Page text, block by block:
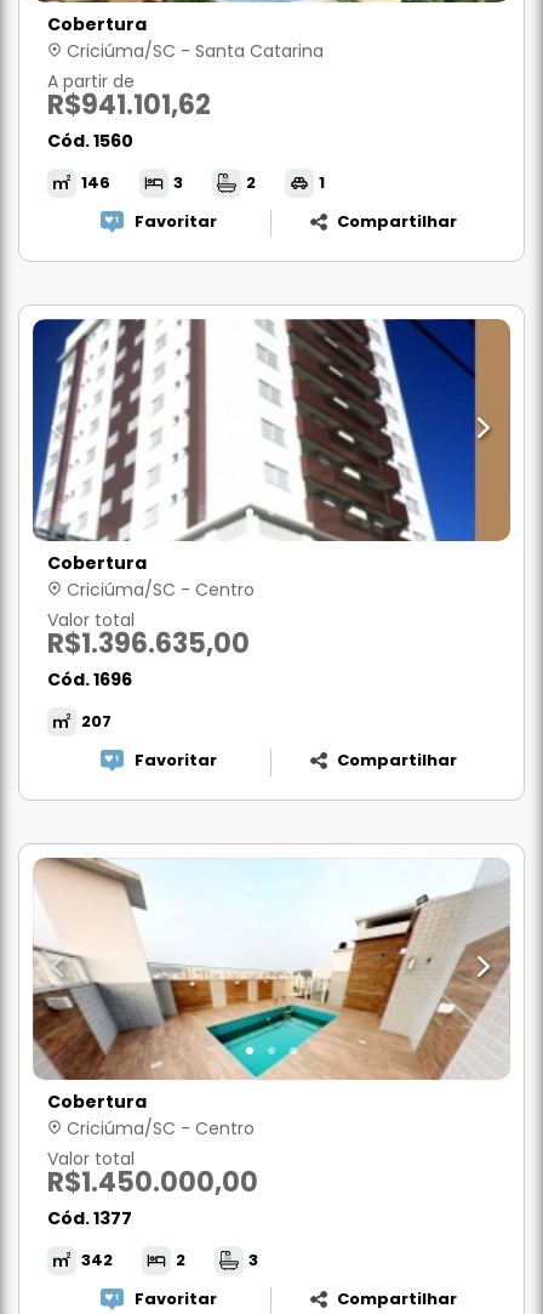
Cobertura
Criciúma/SC - Santa Catarina
A partir de
R$941.101,62
Cód. 1560
146 3 2
1
Favoritar
Compartilhar
Cobertura
Criciúma/SC - Centro
Valor total
R$1.396.635,00
Cód. 1696
207
Favoritar
Compartilhar
Cobertura
Criciúma/SC - Centro
Valor total
R$1.450.000,00
Cód. 1377
342 2
3
Favoritar
Compartilhar